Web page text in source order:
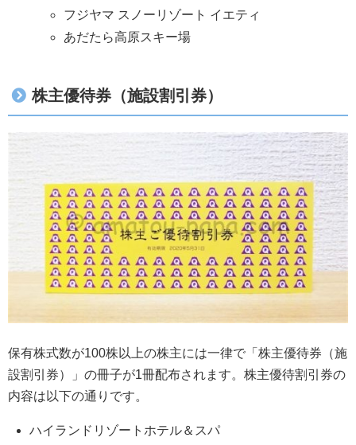
フジヤマ スノーリゾート イエティ
あだたら高原スキー場
株主優待券（施設割引券）
保有株式数が100株以上の株主には一律で「株主優待券（施
設割引券）」の冊子が1冊配布されます。株主優待割引券の
内容は以下の通りです。
ハイランドリゾートホテル＆スパ